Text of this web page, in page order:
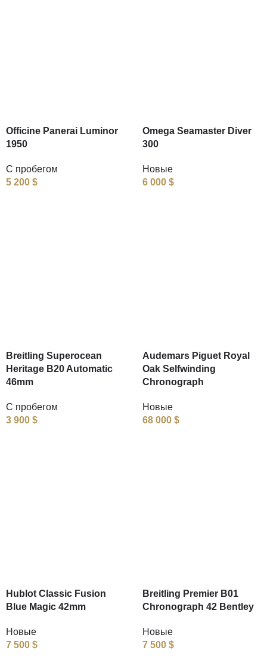
Officine Panerai Luminor
1950
С пробегом
5 200 $
Omega Seamaster Diver
300
Новые
6 000 $
Breitling Superocean
Heritage B20 Automatic
46mm
С пробегом
3 900 $
Audemars Piguet Royal
Oak Selfwinding
Chronograph
Новые
68 000 $
Hublot Classic Fusion
Blue Magic 42mm
Новые
7 500 $
Breitling Premier B01
Chronograph 42 Bentley
Новые
7 500 $